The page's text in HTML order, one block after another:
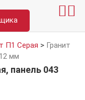
П1 Серая > Гранит
мм
панель 043